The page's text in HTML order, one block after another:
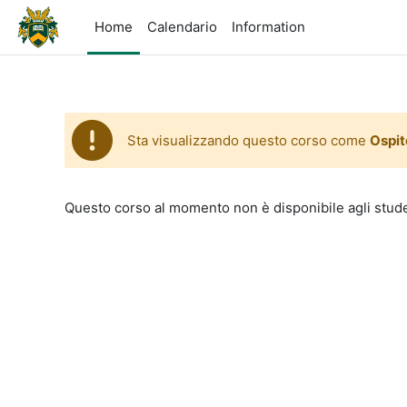
Vai al contenuto principale
Home
Calendario Information
Sta visualizzando questo corso come
Questo corso al momento non è disponibile agli